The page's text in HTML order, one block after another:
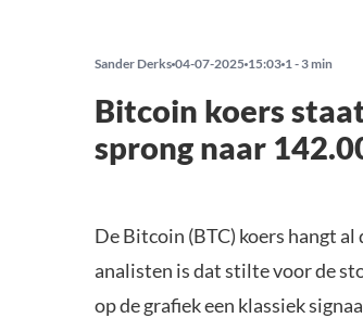
Sander Derks 04-07-2025 15:03 1 - 3 min
Bitcoin koers
sprong naar
De Bitcoin (BTC) koers hangt
analisten is dat stilte voor de
op de grafiek een klassiek